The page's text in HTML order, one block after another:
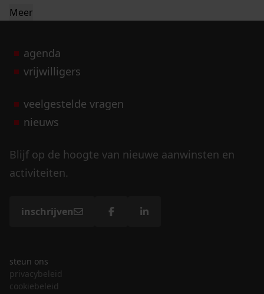
Meer
agenda
vrijwilligers
veelgestelde vragen
nieuws
Blijf op de hoogte van nieuwe aanwinsten en
activiteiten.
inschrijven
steun ons
privacybeleid
cookiebeleid